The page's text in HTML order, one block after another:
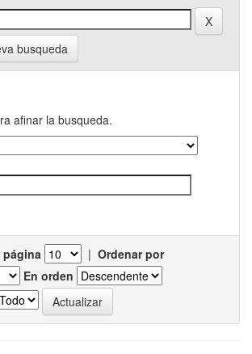
busqueda
afinar la busqueda.
página | Ordenar por
En orden